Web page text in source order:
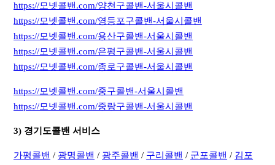
https://모넷콜밴.com/양천구콜밴-서울시콜밴
https://모넷콜밴.com/영등포구콜밴-서울시콜밴
https://모넷콜밴.com/용산구콜밴-서울시콜밴
https://모넷콜밴.com/은평구콜밴-서울시콜밴
https://모넷콜밴.com/종로구콜밴-서울시콜밴
https://모넷콜밴.com/중구콜밴-서울시콜밴
https://모넷콜밴.com/중랑구콜밴-서울시콜밴
3) 경기도콜밴 서비스
가평콜밴 / 광명콜밴 / 광주콜밴 / 구리콜밴 / 군포콜밴 / 김포